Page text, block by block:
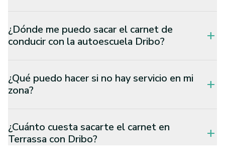
¿Dónde me puedo sacar el carnet de
conducir con la autoescuela Dribo?
add
¿Qué puedo hacer si no hay servicio en mi
zona?
add
¿Cuánto cuesta sacarte el carnet en
Terrassa con Dribo?
add